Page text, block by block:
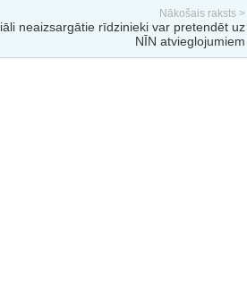
Nākošais raksts >
neaizsargātie rīdzinieki var pretendēt uz
NĪN atvieglojumiem